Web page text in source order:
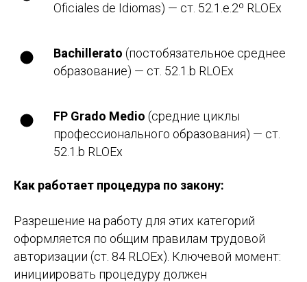
Oficiales de Idiomas) — ст. 52.1.e.2º RLOEx
Bachillerato (постобязательное среднее
образование) — ст. 52.1.b RLOEx
FP Grado Medio (средние циклы
профессионального образования) — ст.
52.1.b RLOEx
Как работает процедура по закону:
Разрешение на работу для этих категорий
оформляется по общим правилам трудовой
авторизации (ст. 84 RLOEx). Ключевой момент:
инициировать процедуру должен